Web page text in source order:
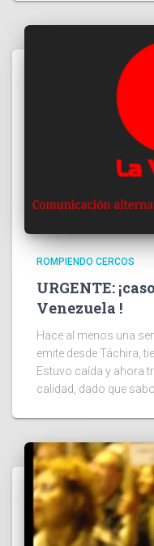
ROMPIENDO CERCOS
URGENTE:
Venezuela !
Hace al menos una
emite desde Táchira,
Estuvo caída y ahora
calidad, dado que